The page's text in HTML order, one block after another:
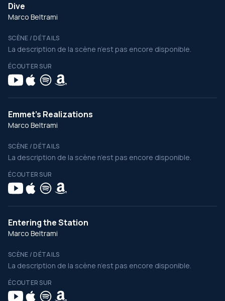
Dive
Marco Beltrami
SCÈNE / DÉTAILS
La description de la scène n’est pas encore disponible.
ÉCOUTER SUR
Emmet's Realizations
Marco Beltrami
SCÈNE / DÉTAILS
La description de la scène n’est pas encore disponible.
ÉCOUTER SUR
Entering the Station
Marco Beltrami
SCÈNE / DÉTAILS
La description de la scène n’est pas encore disponible.
ÉCOUTER SUR